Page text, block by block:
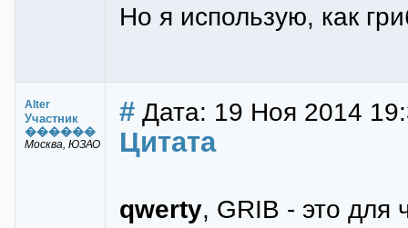
Но я использую, как
Alter
Участник
������
Москва, ЮЗАО
# Дата: 19 Ноя 2014
Цитата
qwerty, GRIB - это для